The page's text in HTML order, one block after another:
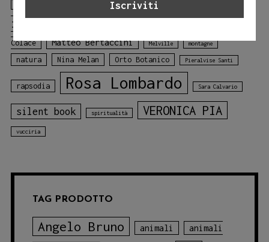
Laura Lombardo
illustrato
Colace
Matteo Bertaccini Melville montagne
natura Nina Melan Orto Botanico Pieralvise Santi
rapsodia Rosa Lombardo Sara Calvario
silent book spiritualità VERONICA PIA
vucciria
TAG PRODOTTO
Angelo Bruno animali animali